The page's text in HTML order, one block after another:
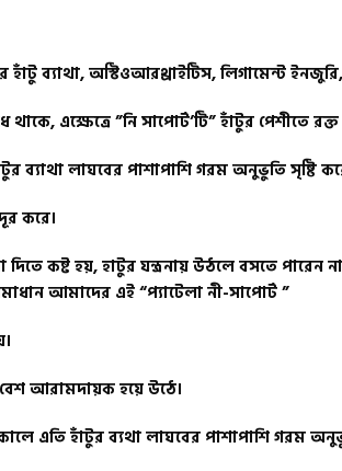
ব্যাথা, অস্টিওআরথ্রাইটিস, লিগামেন্ট
এক্ষেত্রে ”নি সাপোর্ট’টি” হাঁটুর পেশীতে
ব্যাথা লাঘবের পাশাপাশি গরম অনুভুতি সৃষ্টি
করে।
কষ্ট হয়, হাটুর যন্ত্রনায় উঠলে বসতে
আমাদের এই “প্যাটেলা নী-সাপোর্ট ”
আরামদায়ক হয়ে উঠে।
এতি হাঁটুর ব্যথা লাঘবের পাশাপাশি গরম